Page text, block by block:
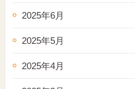
2025年6月
2025年5月
2025年4月